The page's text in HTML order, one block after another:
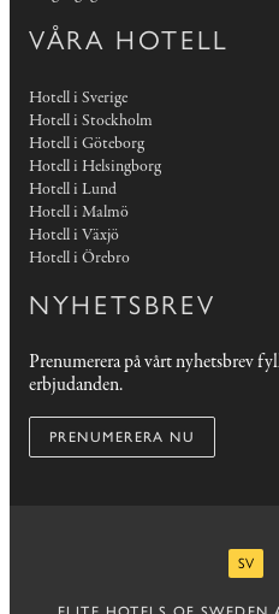
VÅRA HOTELL
Hotell i Sverige
Hotell i Stockholm
Hotell i Göteborg
Hotell i Helsingborg
Hotell i Lund
Hotell i Malmö
Hotell i Växjö
Hotell i Örebro
NYHETSBREV
Prenumerera på vårt nyhetsbrev
erbjudanden.
PRENUMERERA NU
SV